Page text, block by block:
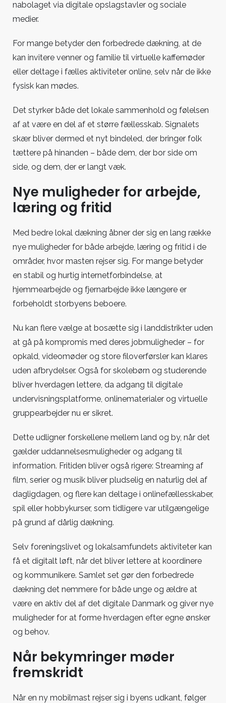
nabolaget via digitale opslagstavler og sociale
medier.
For mange betyder den forbedrede dækning, at de
kan invitere venner og familie til virtuelle kaffemøder
eller deltage i fælles aktiviteter online, selv når de ikke
fysisk kan mødes.
Det styrker både det lokale sammenhold og følelsen
af at være en del af et større fællesskab. Signalets
skær bliver dermed et nyt bindeled, der bringer folk
tættere på hinanden – både dem, der bor side om
side, og dem, der er langt væk.
Nye muligheder for arbejde,
læring og fritid
Med bedre lokal dækning åbner der sig en lang række
nye muligheder for både arbejde, læring og fritid i de
områder, hvor masten rejser sig. For mange betyder
en stabil og hurtig internetforbindelse, at
hjemmearbejde og fjernarbejde ikke længere er
forbeholdt storbyens beboere.
Nu kan flere vælge at bosætte sig i landdistrikter uden
at gå på kompromis med deres jobmuligheder – for
opkald, videomøder og store filoverførsler kan klares
uden afbrydelser. Også for skolebørn og studerende
bliver hverdagen lettere, da adgang til digitale
undervisningsplatforme, onlinematerialer og virtuelle
gruppearbejder nu er sikret.
Dette udligner forskellene mellem land og by, når det
gælder uddannelsesmuligheder og adgang til
information. Fritiden bliver også rigere: Streaming af
film, serier og musik bliver pludselig en naturlig del af
dagligdagen, og flere kan deltage i onlinefællesskaber,
spil eller hobbykurser, som tidligere var utilgængelige
på grund af dårlig dækning.
Selv foreningslivet og lokalsamfundets aktiviteter kan
få et digitalt løft, når det bliver lettere at koordinere
og kommunikere. Samlet set gør den forbedrede
dækning det nemmere for både unge og ældre at
være en aktiv del af det digitale Danmark og giver nye
muligheder for at forme hverdagen efter egne ønsker
og behov.
Når bekymringer møder
fremskridt
Når en ny mobilmast rejser sig i byens udkant, følger